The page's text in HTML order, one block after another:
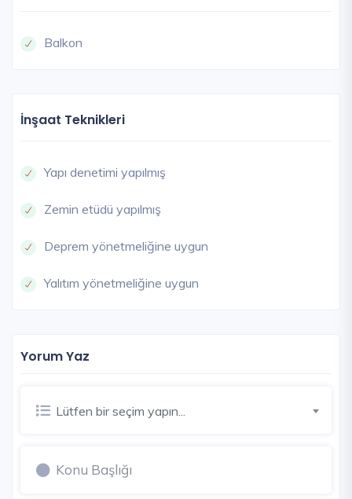
Balkon
İnşaat Teknikleri
Yapı denetimi yapılmış
Zemin etüdü yapılmış
Deprem yönetmeliğine uygun
Yalıtım yönetmeliğine uygun
Yorum Yaz
Lütfen bir seçim yapın...